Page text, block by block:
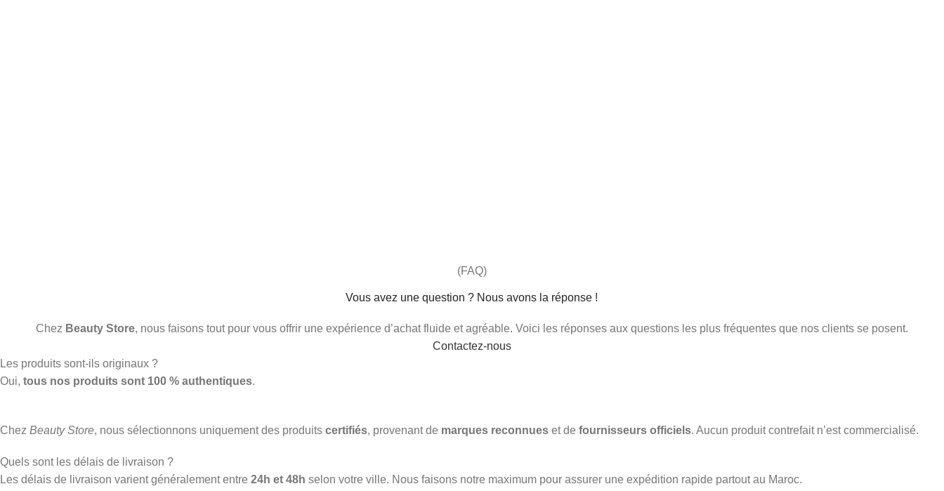
(FAQ)
Vous avez une question ? Nous avons la réponse !
Chez Beauty Store, nous faisons tout pour vous offrir une expérience d’achat fluide et agréable. Voici les réponses aux questions les plus fréquentes que nos clients se posent.
Contactez-nous
Les produits sont-ils originaux ?
Oui, tous nos produits sont 100 % authentiques.
Chez Beauty Store, nous sélectionnons uniquement des produits certifiés, provenant de marques reconnues et de fournisseurs officiels. Aucun produit contrefait n’est commercialisé.
Quels sont les délais de livraison ?
Les délais de livraison varient généralement entre 24h et 48h selon votre ville. Nous faisons notre maximum pour assurer une expédition rapide partout au Maroc.